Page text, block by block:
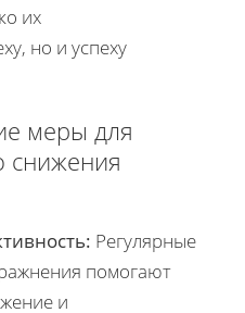
их
но и успеху
меры для
снижения
Регулярные
помогают
и